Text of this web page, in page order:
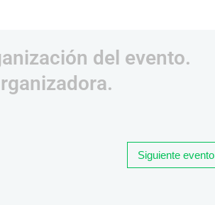
del evento.
Siguiente evento